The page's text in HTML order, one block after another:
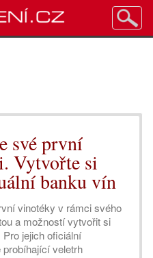
své první
Vytvořte si
banku vín
vinotéky v rámci svého
a možností vytvořit si
jejich oficiální
veletrh